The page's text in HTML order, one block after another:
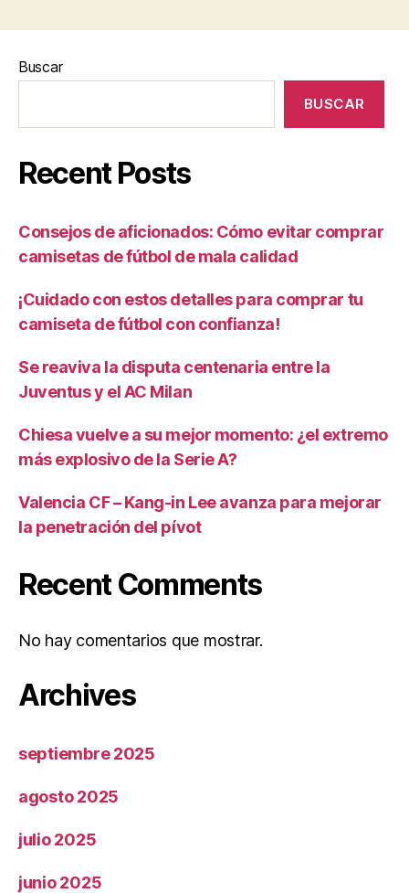
Buscar
BUSCAR
Recent Posts
Consejos de aficionados: Cómo evitar comprar
camisetas de fútbol de mala calidad
¡Cuidado con estos detalles para comprar tu
camiseta de fútbol con confianza!
Se reaviva la disputa centenaria entre la
Juventus y el AC Milan
Chiesa vuelve a su mejor momento: ¿el extremo
más explosivo de la Serie A?
Valencia CF – Kang-in Lee avanza para mejorar
la penetración del pívot
Recent Comments
No hay comentarios que mostrar.
Archives
septiembre 2025
agosto 2025
julio 2025
junio 2025